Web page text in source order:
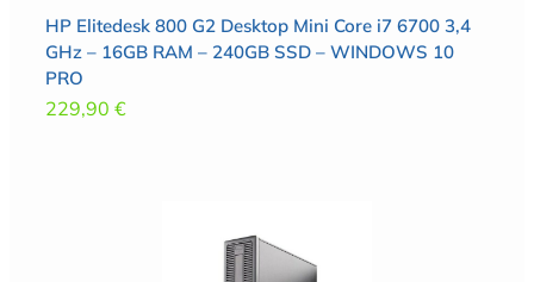
HP Elitedesk 800 G2 Desktop Mini Core i7 6700 3,4
GHz – 16GB RAM – 240GB SSD – WINDOWS 10
PRO
229,90 €